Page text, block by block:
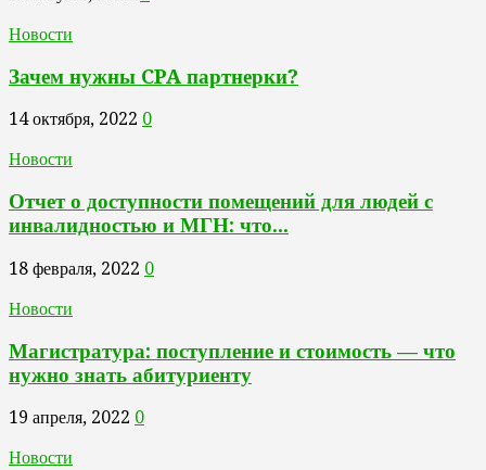
Новости
Зачем нужны CPA партнерки?
14 октября, 2022 0
Новости
Отчет о доступности помещений для людей с
инвалидностью и МГН: что...
18 февраля, 2022 0
Новости
Магистратура: поступление и стоимость — что
нужно знать абитуриенту
19 апреля, 2022 0
Новости